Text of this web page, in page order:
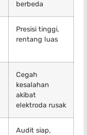
berbeda
Presisi tinggi,
rentang luas
Cegah
kesalahan
akibat
elektroda rusak
Audit siap,